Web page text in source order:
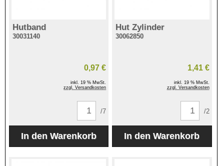
Hutband
30031140
0,97 €
inkl. 19 % MwSt.
zzgl. Versandkosten
/7
Hut Zylinder
30062850
1,41 €
inkl. 19 % MwSt.
zzgl. Versandkosten
/2